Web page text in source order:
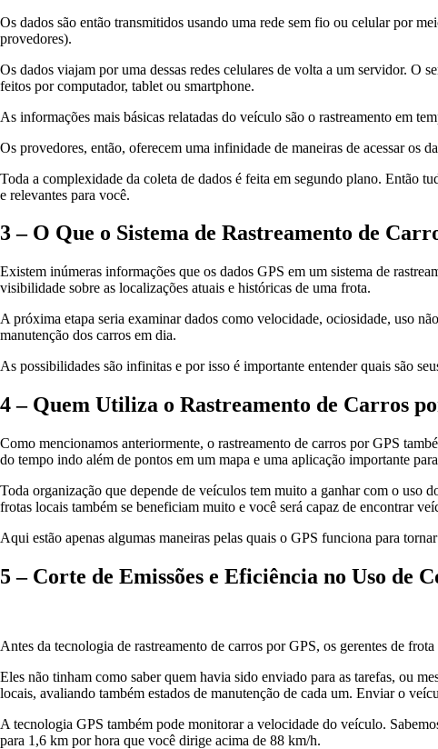
Os dados são então transmitidos usando uma rede sem fio ou celular por
provedores).
Os dados viajam por uma dessas redes celulares de volta a um servidor. O
feitos por computador, tablet ou smartphone.
As informações mais básicas relatadas do veículo são o rastreamento em
Os provedores, então, oferecem uma infinidade de maneiras de acessar
Toda a complexidade da coleta de dados é feita em segundo plano. Então
e relevantes para você.
3 – O Que o Sistema de Rastreamento de
Existem inúmeras informações que os dados GPS em um sistema de
visibilidade sobre as localizações atuais e históricas de uma frota.
A próxima etapa seria examinar dados como velocidade, ociosidade, uso
manutenção dos carros em dia.
As possibilidades são infinitas e por isso é importante entender quais são
4 – Quem Utiliza o Rastreamento de Carros
Como mencionamos anteriormente, o rastreamento de carros por GPS
do tempo indo além de pontos em um mapa e uma aplicação importante
Toda organização que depende de veículos tem muito a ganhar com o uso
frotas locais também se beneficiam muito e você será capaz de encontrar
Aqui estão apenas algumas maneiras pelas quais o GPS funciona para
5 – Corte de Emissões e Eficiência no Uso de
Antes da tecnologia de rastreamento de carros por GPS, os gerentes de
Eles não tinham como saber quem havia sido enviado para as tarefas, ou
locais, avaliando também estados de manutenção de cada um. Enviar o
A tecnologia GPS também pode monitorar a velocidade do veículo.
para 1,6 km por hora que você dirige acima de 88 km/h.